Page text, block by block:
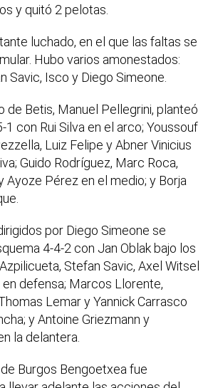
y quitó 2 pelotas.
luchado, en el que las faltas se
Hubo varios amonestados:
Savic, Isco y Diego Simeone.
de Betis, Manuel Pellegrini, planteó
1 con Rui Silva en el arco; Youssouf
Luiz Felipe y Abner Vinicius
Guido Rodríguez, Marc Roca,
Ayoze Pérez en el medio; y Borja
por Diego Simeone se
4-4-2 con Jan Oblak bajo los
Stefan Savic, Axel Witsel
defensa; Marcos Llorente,
Lemar y Yannick Carrasco
y Antoine Griezmann y
la delantera.
Burgos Bengoetxea fue